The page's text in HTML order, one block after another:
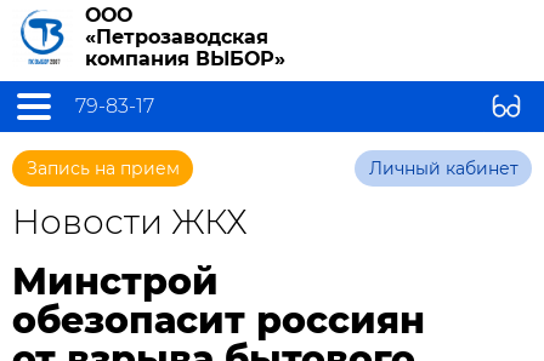
ООО
«Петрозаводская
компания ВЫБОР»
79-83-17
Запись на прием Личный кабинет
Новости ЖКХ
Минстрой
обезопасит россиян